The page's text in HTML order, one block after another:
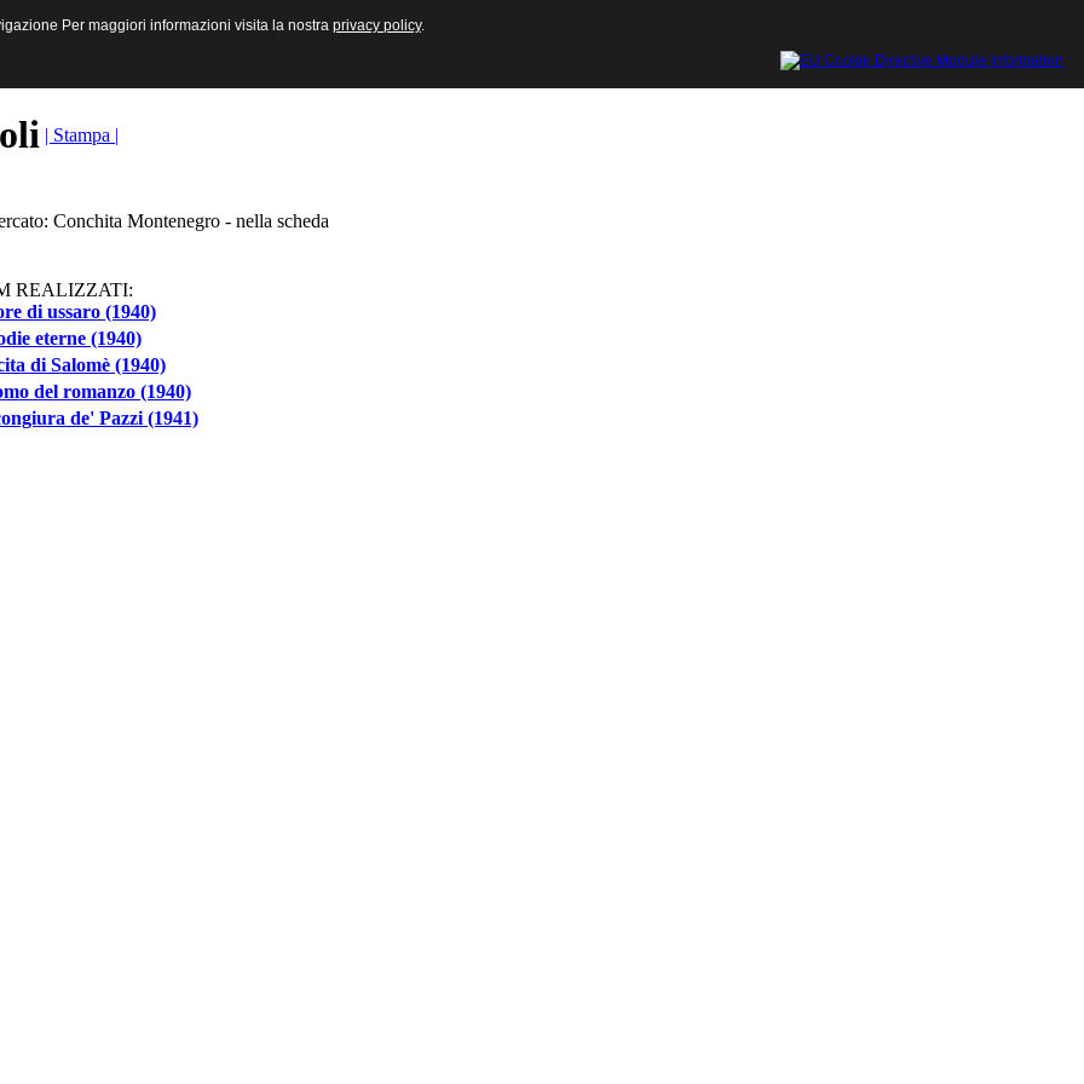
e Multimediali
| Stampa |
Conchita Montenegro - nella scheda
REALIZZATI:
di ussaro (1940)
eterne (1940)
di Salomè (1940)
del romanzo (1940)
de' Pazzi (1941)
Per maggiori informazioni visita la nostra privacy policy.
Per maggiori informazioni visita la nostra privacy policy.